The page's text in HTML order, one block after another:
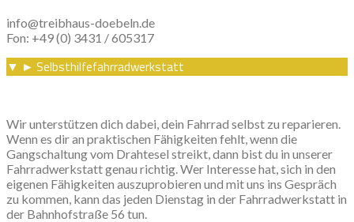
info@treibhaus-doebeln.de
Fon: +49 (0) 3431 / 605317
▼ ► Selbsthilfefahrradwerkstatt
Wir unterstützen dich dabei, dein Fahrrad selbst zu reparieren.
Wenn es dir an praktischen Fähigkeiten fehlt, wenn die
Gangschaltung vom Drahtesel streikt, dann bist du in unserer
Fahrradwerkstatt genau richtig. Wer Interesse hat, sich in den
eigenen Fähigkeiten auszuprobieren und mit uns ins Gespräch
zu kommen, kann das jeden Dienstag in der Fahrradwerkstatt in
der Bahnhofstraße 56 tun.